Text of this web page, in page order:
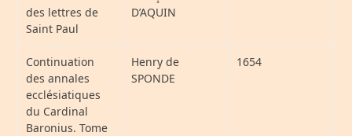
des lettres de
Saint Paul
D’AQUIN
Continuation
des annales
ecclésiatiques
du Cardinal
Baronius. Tome
Henry de
SPONDE
1654